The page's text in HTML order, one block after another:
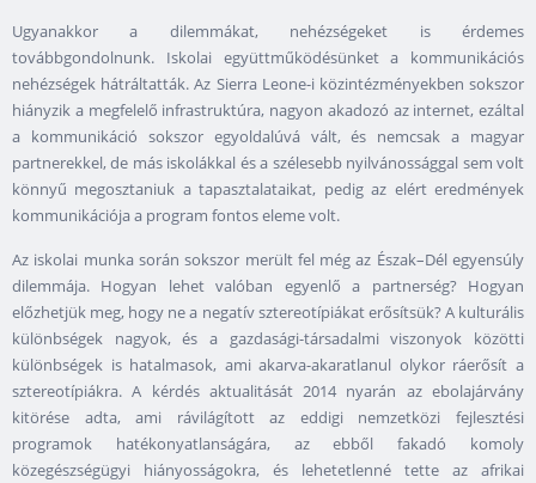
Ugyanakkor a dilemmákat, nehézségeket is érdemes
továbbgondolnunk. Iskolai együttműködésünket a kommunikációs
nehézségek hátráltatták. Az Sierra Leone-i közintézményekben sokszor
hiányzik a megfelelő infrastruktúra, nagyon akadozó az internet, ezáltal
a kommunikáció sokszor egyoldalúvá vált, és nemcsak a magyar
partnerekkel, de más iskolákkal és a szélesebb nyilvánossággal sem volt
könnyű megosztaniuk a tapasztalataikat, pedig az elért eredmények
kommunikációja a program fontos eleme volt.
Az iskolai munka során sokszor merült fel még az Észak–Dél egyensúly
dilemmája. Hogyan lehet valóban egyenlő a partnerség? Hogyan
előzhetjük meg, hogy ne a negatív sztereotípiákat erősítsük? A kulturális
különbségek nagyok, és a gazdasági-társadalmi viszonyok közötti
különbségek is hatalmasok, ami akarva-akaratlanul olykor ráerősít a
sztereotípiákra. A kérdés aktualitását 2014 nyarán az ebolajárvány
kitörése adta, ami rávilágított az eddigi nemzetközi fejlesztési
programok hatékonyatlanságára, az ebből fakadó komoly
közegészségügyi hiányosságokra, és lehetetlenné tette az afrikai